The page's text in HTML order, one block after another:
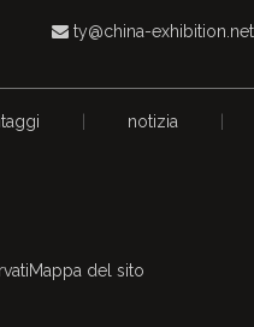
 ty@china-exhibition.net
notizia
Mappa del sito